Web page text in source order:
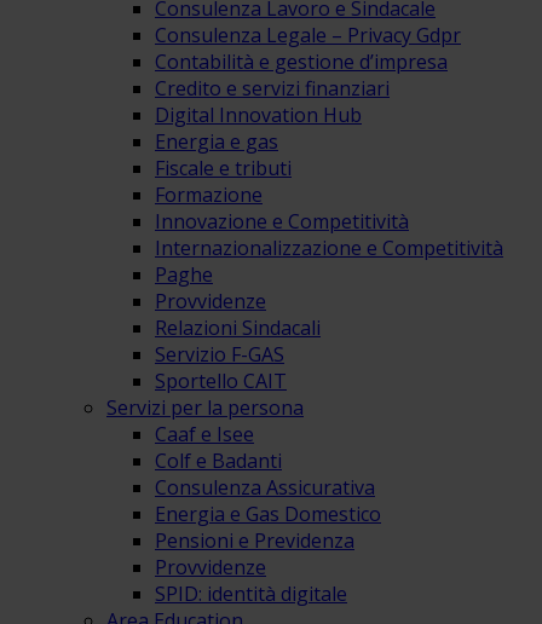
Consulenza Lavoro e Sindacale
Consulenza Legale – Privacy Gdpr
Contabilità e gestione d’impresa
Credito e servizi finanziari
Digital Innovation Hub
Energia e gas
Fiscale e tributi
Formazione
Innovazione e Competitività
Internazionalizzazione e Competitività
Paghe
Provvidenze
Relazioni Sindacali
Servizio F-GAS
Sportello CAIT
Servizi per la persona
Caaf e Isee
Colf e Badanti
Consulenza Assicurativa
Energia e Gas Domestico
Pensioni e Previdenza
Provvidenze
SPID: identità digitale